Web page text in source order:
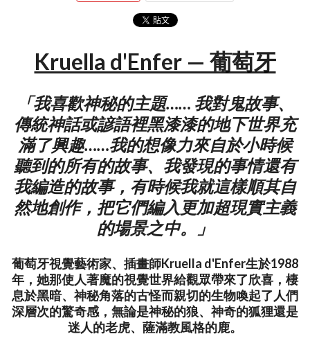
Kruella d'Enfer — 葡萄牙
「我喜歡神秘的主題…… 我對鬼故事、
傳統神話或諺語裡黑漆漆的地下世界充
滿了興趣……我的想像力來自於小時候
聽到的所有的故事、我發現的事情還有
我編造的故事，有時候我就這樣順其自
然地創作，把它們編入更加超現實主義
的場景之中。」
葡萄牙視覺藝術家、插畫師Kruella d'Enfer生於1988
年，她那使人著魔的視覺世界給觀眾帶來了欣喜，棲
息於黑暗、神秘角落的古怪而親切的生物喚起了人們
深層次的驚奇感，無論是神秘的狼、神奇的狐狸還是
迷人的老虎、薩滿教風格的鹿。